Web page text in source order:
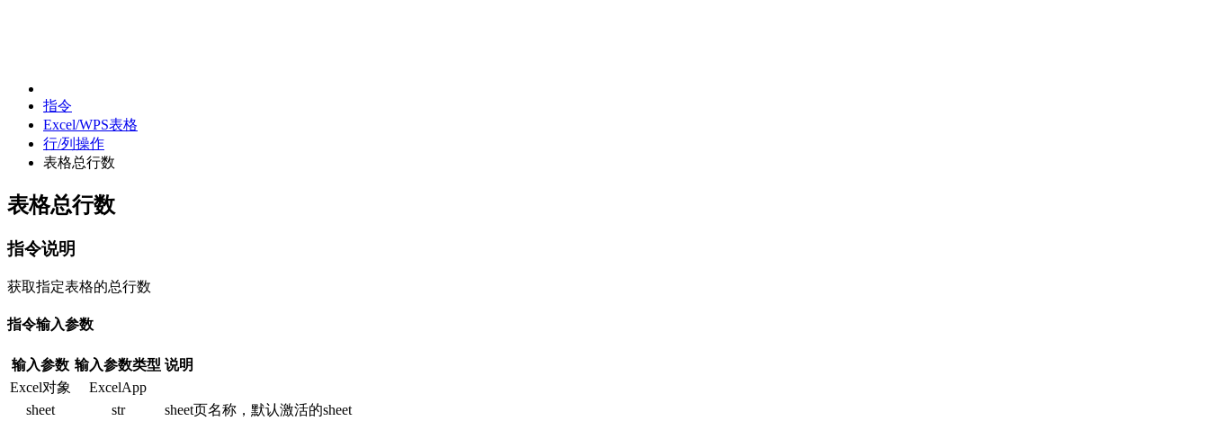
指令
Excel/WPS表格
行/列操作
表格总行数
表格总行数
指令说明
获取指定表格的总行数
指令输入参数
输入参数 输入参数类型 说明
Excel对象
ExcelApp
sheet
str sheet页名称，默认激活的sheet